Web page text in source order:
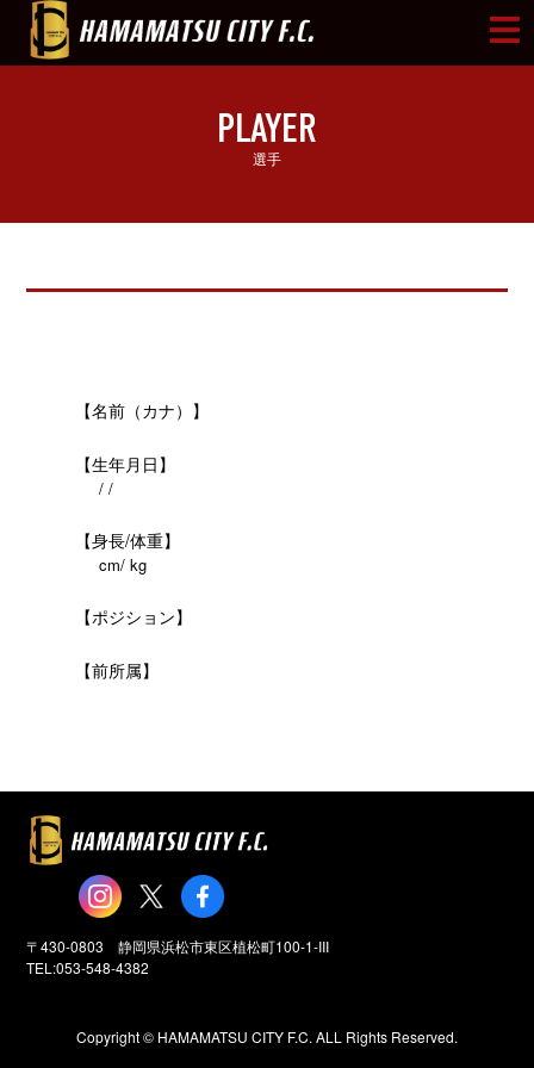
PLAYER
選手
【名前（カナ）】
【生年月日】
/ /
【身長/体重】
cm/ kg
【ポジション】
【前所属】
〒430-0803 静岡県浜松市東区植松町100-1-III
TEL:053-548-4382
Copyright ©️ HAMAMATSU CITY F.C. ALL Rights Reserved.